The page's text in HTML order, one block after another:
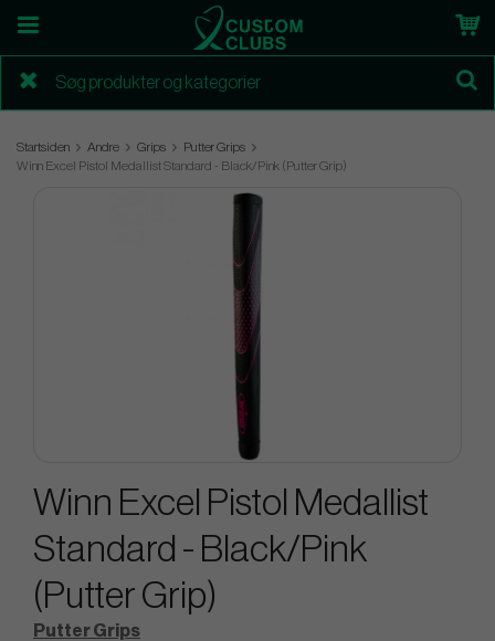
Startsiden Andre Grips
Putter Grips
Winn Excel Pistol Medallist Standard - Black/Pink (Putter Grip)
Winn Excel Pistol Medallist
Standard - Black/Pink
(Putter Grip)
Putter Grips